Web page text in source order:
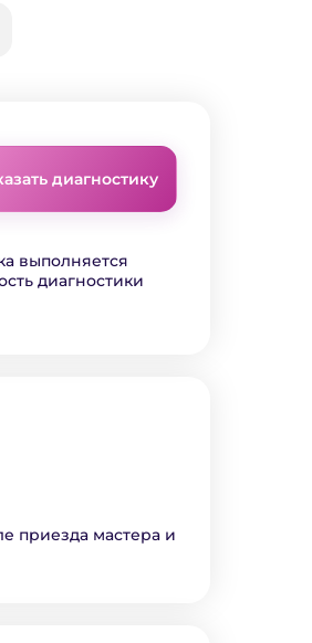
диагностику
выполняется
диагностики
приезда мастера и